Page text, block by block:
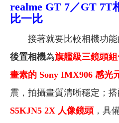
realme GT 7／GT 7T
比一比
接著就要比較相機功能
後置相機為旗艦級三鏡頭
畫素的 Sony IMX906 感光
震，拍攝畫質清晰穩定；
S5KJN5 2X 人像鏡頭 ，具